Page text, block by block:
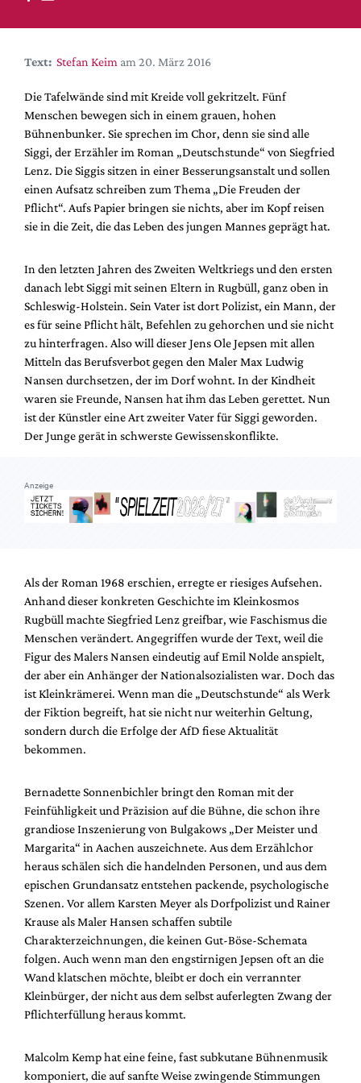
DdB-map
Premierensuche
Festival-Planer
Hefte
Alle Hefte
Leseproben
Podcast
Service
Newsletter
Redaktion
Autor:innen
Partner
Mediadaten
Suche
Text: Stefan Keim am 20. März 2016
Die Tafelwände sind mit Kreide voll gekritzelt. Fünf
Menschen bewegen sich in einem grauen, hohen
Bühnenbunker. Sie sprechen im Chor, denn sie sind alle
Siggi, der Erzähler im Roman „Deutschstunde“ von Siegfried
Lenz. Die Siggis sitzen in einer Besserungsanstalt und sollen
einen Aufsatz schreiben zum Thema „Die Freuden der
Pflicht“. Aufs Papier bringen sie nichts, aber im Kopf reisen
sie in die Zeit, die das Leben des jungen Mannes geprägt hat.
In den letzten Jahren des Zweiten Weltkriegs und den ersten
danach lebt Siggi mit seinen Eltern in Rugbüll, ganz oben in
Schleswig-Holstein. Sein Vater ist dort Polizist, ein Mann, der
es für seine Pflicht hält, Befehlen zu gehorchen und sie nicht
zu hinterfragen. Also will dieser Jens Ole Jepsen mit allen
Mitteln das Berufsverbot gegen den Maler Max Ludwig
Nansen durchsetzen, der im Dorf wohnt. In der Kindheit
waren sie Freunde, Nansen hat ihm das Leben gerettet. Nun
ist der Künstler eine Art zweiter Vater für Siggi geworden.
Der Junge gerät in schwerste Gewissenskonflikte.
Anzeige
Als der Roman 1968 erschien, erregte er riesiges Aufsehen.
Anhand dieser konkreten Geschichte im Kleinkosmos
Rugbüll machte Siegfried Lenz greifbar, wie Faschismus die
Menschen verändert. Angegriffen wurde der Text, weil die
Figur des Malers Nansen eindeutig auf Emil Nolde anspielt,
der aber ein Anhänger der Nationalsozialisten war. Doch das
ist Kleinkrämerei. Wenn man die „Deutschstunde“ als Werk
der Fiktion begreift, hat sie nicht nur weiterhin Geltung,
sondern durch die Erfolge der AfD fiese Aktualität
bekommen.
Bernadette Sonnenbichler bringt den Roman mit der
Feinfühligkeit und Präzision auf die Bühne, die schon ihre
grandiose Inszenierung von Bulgakows „Der Meister und
Margarita“ in Aachen auszeichnete. Aus dem Erzählchor
heraus schälen sich die handelnden Personen, und aus dem
epischen Grundansatz entstehen packende, psychologische
Szenen. Vor allem Karsten Meyer als Dorfpolizist und Rainer
Krause als Maler Hansen schaffen subtile
Charakterzeichnungen, die keinen Gut-Böse-Schemata
folgen. Auch wenn man den engstirnigen Jepsen oft an die
Wand klatschen möchte, bleibt er doch ein verrannter
Kleinbürger, der nicht aus dem selbst auferlegten Zwang der
Pflichterfüllung heraus kommt.
Malcolm Kemp hat eine feine, fast subkutane Bühnenmusik
komponiert, die auf sanfte Weise zwingende Stimmungen